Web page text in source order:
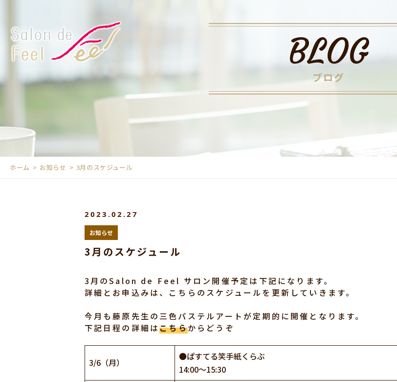
BLOG
ブログ
ホーム お知らせ 3月のスケジュール
2023.02.27
お知らせ
3月のスケジュール
3月のSalon de Feel サロン開催予定は下記になります。
詳細とお申込みは、こちらのスケジュールを更新していきます。
今月も藤原先生の三色パステルアートが定期的に開催となります。
下記日程の詳細はこちらからどうぞ
3/6（月）
●ぱすてる笑手紙くらぶ
14:00～15:30